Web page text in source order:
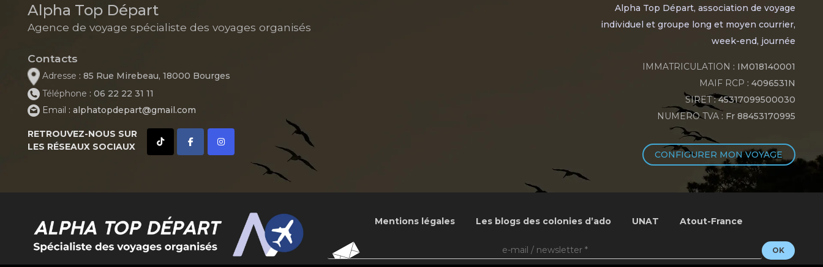
Alpha Top Départ
Agence de voyage spécialiste des voyages organisés
Contacts
Adresse : 85 Rue Mirebeau, 18000 Bourges
Téléphone : 06 22 22 31 11
Email : alphatopdepart@gmail.com
RETROUVEZ-NOUS SUR
LES RÉSEAUX SOCIAUX
Alpha Top Départ, association de voyage
individuel et groupe long et moyen courrier,
week-end, journée
IMMATRICULATION : IM018140001
MAIF RCP : 4096531N
SIRET: 45317099500030
NUMERO TVA : Fr 88453170995
CONFIGURER MON VOYAGE
Mentions légales Les blogs des colonies d’ado UNAT Atout-France